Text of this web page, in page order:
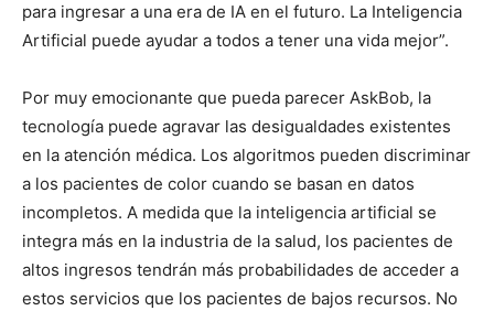
para ingresar a una era de IA en el futuro. La Inteligencia
Artificial puede ayudar a todos a tener una vida mejor”.
Por muy emocionante que pueda parecer AskBob, la
tecnología puede agravar las desigualdades existentes
en la atención médica. Los algoritmos pueden discriminar
a los pacientes de color cuando se basan en datos
incompletos. A medida que la inteligencia artificial se
integra más en la industria de la salud, los pacientes de
altos ingresos tendrán más probabilidades de acceder a
estos servicios que los pacientes de bajos recursos. No